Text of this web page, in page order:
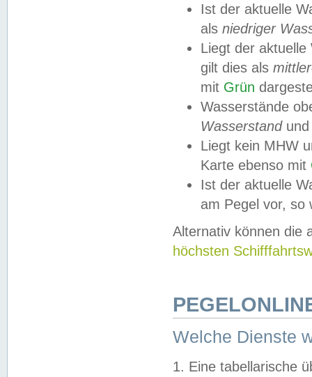
Ist der aktuelle
als niedriger
Liegt der
gilt dies als
mit Grün
Wasserstände
Wasserstandund
Liegt kein MHW
Karte ebenso mit
Ist der aktuelle
am Pegel vor,
Alternativ können die
höchsten
Welche Dienste
1. Eine tabellarische